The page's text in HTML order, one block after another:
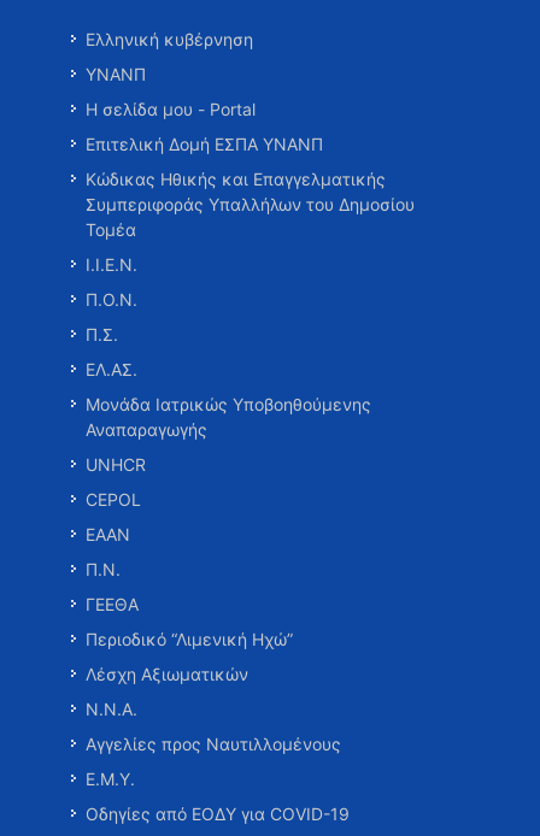
Ελληνική κυβέρνηση
ΥΝΑΝΠ
Η σελίδα μου - Portal
Επιτελική Δομή ΕΣΠΑ ΥΝΑΝΠ
Κώδικας Ηθικής και Επαγγελματικής
Συμπεριφοράς Υπαλλήλων του Δημοσίου
Τομέα
Ι.Ι.Ε.Ν.
Π.Ο.Ν.
Π.Σ.
ΕΛ.ΑΣ.
Μονάδα Ιατρικώς Υποβοηθούμενης
Αναπαραγωγής
UNHCR
CEPOL
ΕΑΑΝ
Π.Ν.
ΓΕΕΘΑ
Περιοδικό “Λιμενική Ηχώ”
Λέσχη Αξιωματικών
Ν.Ν.Α.
Αγγελίες προς Ναυτιλλομένους
Ε.Μ.Υ.
Οδηγίες από ΕΟΔΥ για COVID-19